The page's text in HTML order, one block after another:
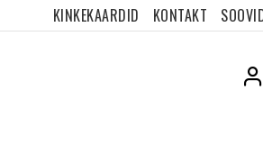
KINKEKAARDID KONTAKT